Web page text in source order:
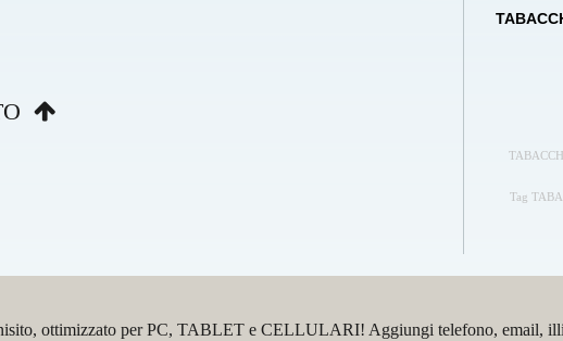
Tag
ottimizzato per PC, TABLET e CELLULARI! Aggiungi telefono, email,